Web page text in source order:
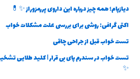
دیازپام؛ همه چیز درباره این داروی پررمزوراز ✨💊
اکتی گرافی: روشی برای بررسی علت مشکلات خواب
تست خواب قبل از جراحی چاقی
تست خواب در سندرم پای بی قرار | کلید طلایی
✨